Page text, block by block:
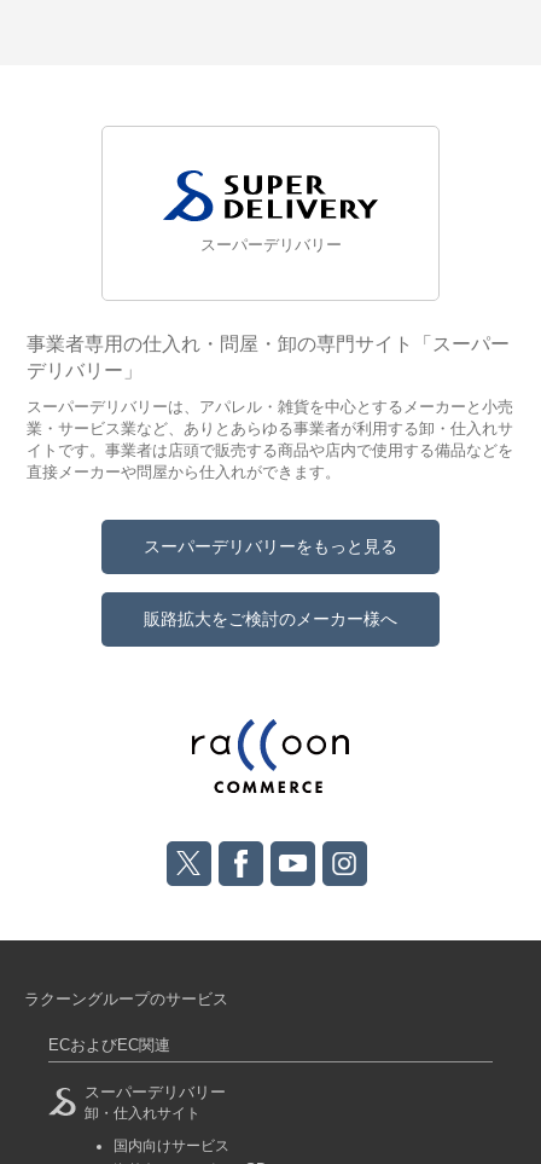
スーパーデリバリー
事業者専用の仕入れ・問屋・卸の専門サイト「スーパー
デリバリー」
スーパーデリバリーは、アパレル・雑貨を中心とするメーカーと小売
業・サービス業など、ありとあらゆる事業者が利用する卸・仕入れサ
イトです。事業者は店頭で販売する商品や店内で使用する備品などを
直接メーカーや問屋から仕入れができます。
スーパーデリバリーをもっと見る
販路拡大をご検討のメーカー様へ
ラクーングループのサービス
ECおよびEC関連
スーパーデリバリー
卸・仕入れサイト
国内向けサービス